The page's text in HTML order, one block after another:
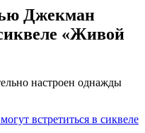
Джекман
«Живой
настроен однажды
встретиться в сиквеле